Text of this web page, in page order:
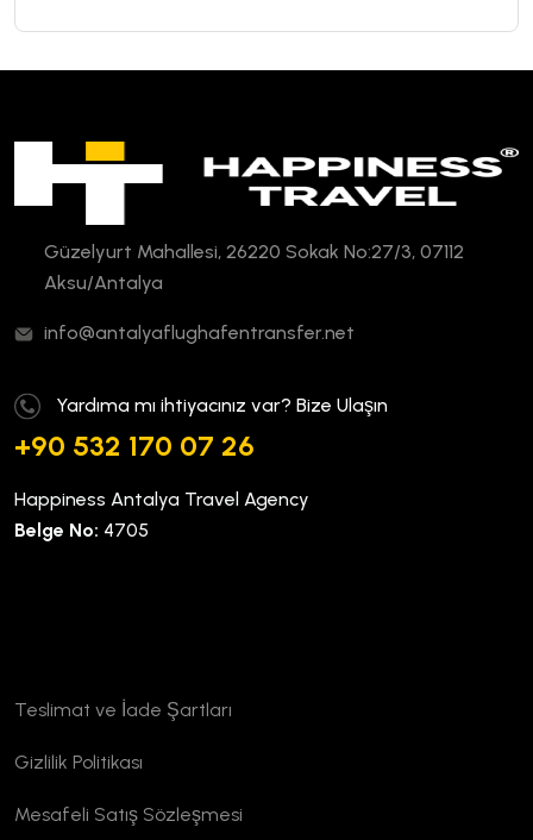
Güzelyurt Mahallesi, 26220 Sokak No:27/3, 07112
Aksu/Antalya
info@antalyaflughafentransfer.net
Yardıma mı ihtiyacınız var? Bize Ulaşın
+90 532 170 07 26
Happiness Antalya Travel Agency
Belge No: 4705
Teslimat ve İade Şartları
Gizlilik Politikası
Mesafeli Satış Sözleşmesi